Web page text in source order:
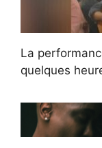
La
quelques